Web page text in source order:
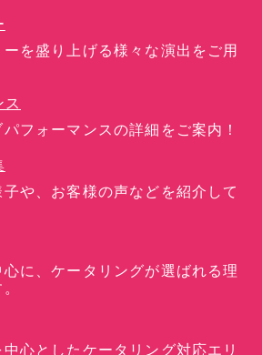
を盛り上げる様々な演出をご用
フォーマンスの詳細をご案内！
や、お客様の声などを紹介して
に、ケータリングが選ばれる理
心としたケータリング対応エリ